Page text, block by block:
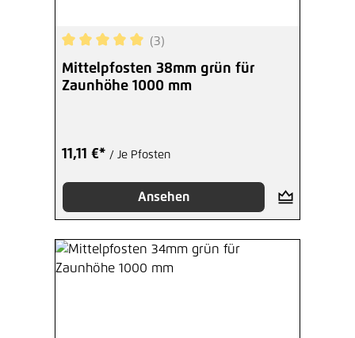
Durchschnittliche Bewertung von 5 von 5
(3)
Mittelpfosten 38mm grün für
Zaunhöhe 1000 mm
11,11 €* / Je Pfosten
Ansehen